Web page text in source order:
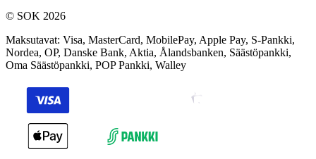
© SOK 2026
Maksutavat: Visa, MasterCard, MobilePay, Apple Pay, S-Pankki,
Nordea, OP, Danske Bank, Aktia, Ålandsbanken, Säästöpankki,
Oma Säästöpankki, POP Pankki, Walley